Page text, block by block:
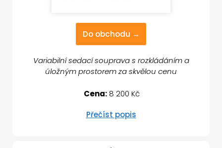
Do obchodu →
Variabilní sedací souprava s rozkládáním a
úložným prostorem za skvělou cenu
Cena: 8 200 Kč
Přečíst popis